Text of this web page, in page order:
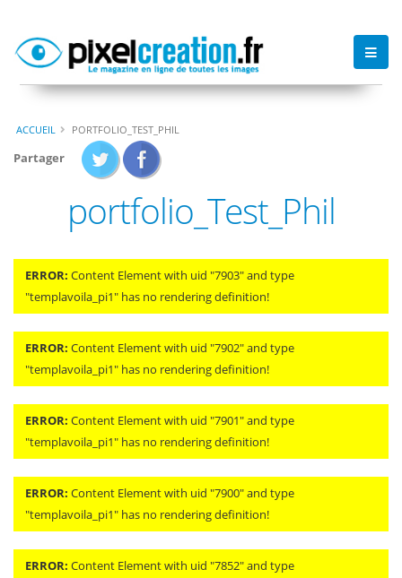
ACCUEIL PORTFOLIO_TEST_PHIL
Partager
portfolio_Test_Phil
ERROR: Content Element with uid "7903" and type
"templavoila_pi1" has no rendering definition!
ERROR: Content Element with uid "7902" and type
"templavoila_pi1" has no rendering definition!
ERROR: Content Element with uid "7901" and type
"templavoila_pi1" has no rendering definition!
ERROR: Content Element with uid "7900" and type
"templavoila_pi1" has no rendering definition!
ERROR: Content Element with uid "7852" and type